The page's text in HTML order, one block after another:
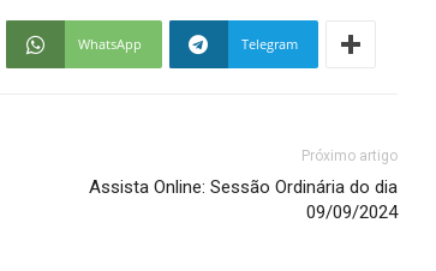
WhatsApp Telegram
Próximo artigo
Assista Online: Sessão Ordinária do dia
09/09/2024